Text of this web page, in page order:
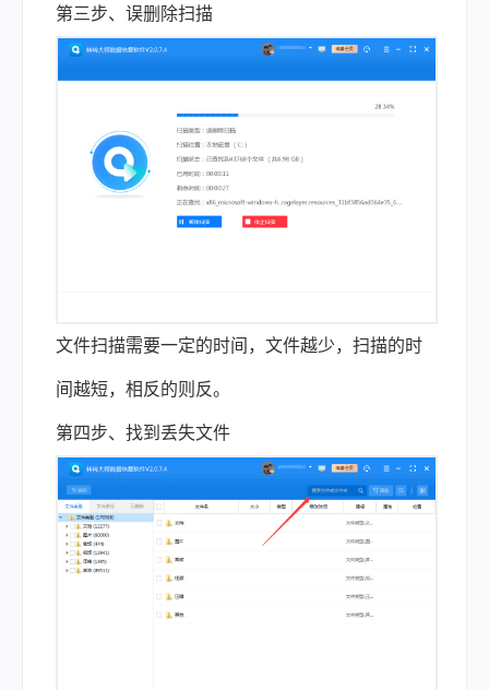
第三步、误删除扫描
文件扫描需要一定的时间，文件越少，扫描的时
间越短，相反的则反。
第四步、找到丢失文件